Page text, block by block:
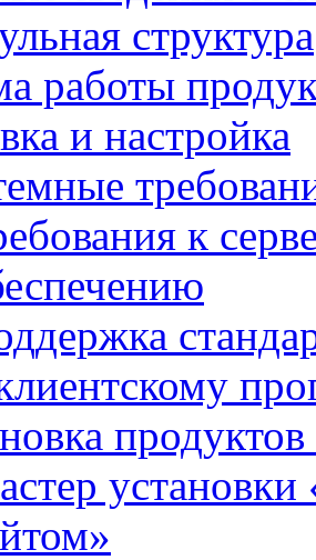
структура
работы
и настройка
к